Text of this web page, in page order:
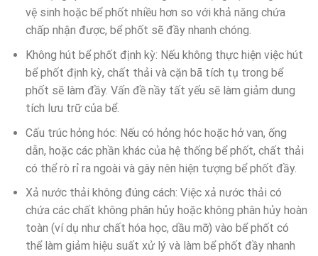
vệ sinh hoặc bể phốt nhiều hơn so với khả năng chứa
chấp nhận được, bể phốt sẽ đầy nhanh chóng.
Không hút bể phốt định kỳ: Nếu không thực hiện việc hút
bể phốt định kỳ, chất thải và cặn bã tích tụ trong bể
phốt sẽ làm đầy. Vấn đề nầy tất yếu sẽ làm giảm dung
tích lưu trữ của bể.
Cấu trúc hỏng hóc: Nếu có hỏng hóc hoặc hở van, ống
dẫn, hoặc các phần khác của hệ thống bể phốt, chất thải
có thể rò rỉ ra ngoài và gây nên hiện tượng bể phốt đầy.
Xả nước thải không đúng cách: Việc xả nước thải có
chứa các chất không phân hủy hoặc không phân hủy hoàn
toàn (ví dụ như chất hóa học, dầu mỡ) vào bể phốt có
thể làm giảm hiệu suất xử lý và làm bể phốt đầy nhanh